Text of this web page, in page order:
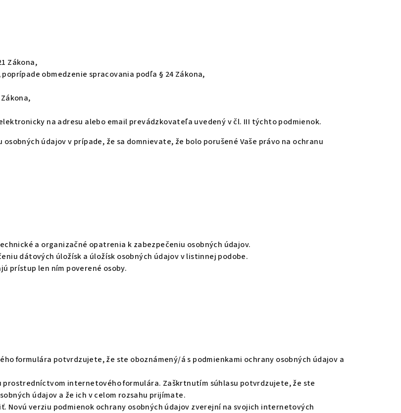
Zákona,
obmedzenie spracovania podľa § 24 Zákona,
na adresu alebo email prevádzkovateľa uvedený v čl. III týchto podmienok.
údajov v prípade, že sa domnievate, že bolo porušené Vaše právo na ochranu
a organizačné opatrenia k zabezpečeniu osobných údajov.
dátových úložísk a úložísk osobných údajov v listinnej podobe.
prístup len ním poverené osoby.
formulára potvrdzujete, že ste oboznámený/á s podmienkami ochrany osobných údajov a
internetového formulára. Zaškrtnutím súhlasu potvrdzujete, že ste
údajov a že ich v celom rozsahu prijímate.
verziu podmienok ochrany osobných údajov zverejní na svojich internetových